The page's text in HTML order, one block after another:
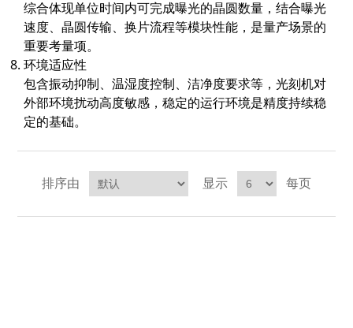
综合体现单位时间内可完成曝光的晶圆数量，结合曝光
速度、晶圆传输、换片流程等模块性能，是量产场景的
重要考量项。
环境适应性
包含振动抑制、温湿度控制、洁净度要求等，光刻机对
外部环境扰动高度敏感，稳定的运行环境是精度持续稳
定的基础。
排序由 显示 每页